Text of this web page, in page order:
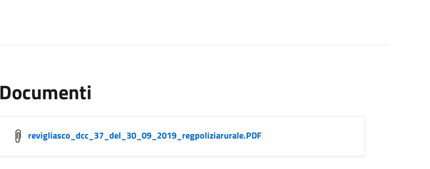
Documenti
revigliasco_dcc_37_del_30_09_2019_regpoliziarurale.PDF